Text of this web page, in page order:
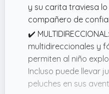
y su carita traviesa
compañero de
✔️
multidireccionales y
permiten al niño
Incluso puede llevar
peluches en sus